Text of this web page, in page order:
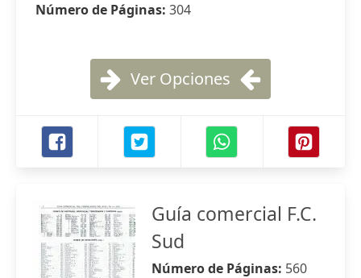
Número de Páginas: 304
Ver Opciones
Guía comercial F.C.
Sud
Número de Páginas: 560